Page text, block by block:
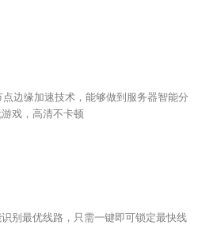
边缘加速技术，能够做到服务器智能分
戏，高清不卡顿
别最优线路，只需一键即可锁定最快线